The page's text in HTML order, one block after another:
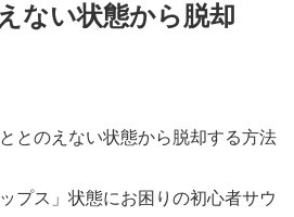
ない状態から脱却
とのえない状態から脱却する方法
プス」状態にお困りの初心者サウ